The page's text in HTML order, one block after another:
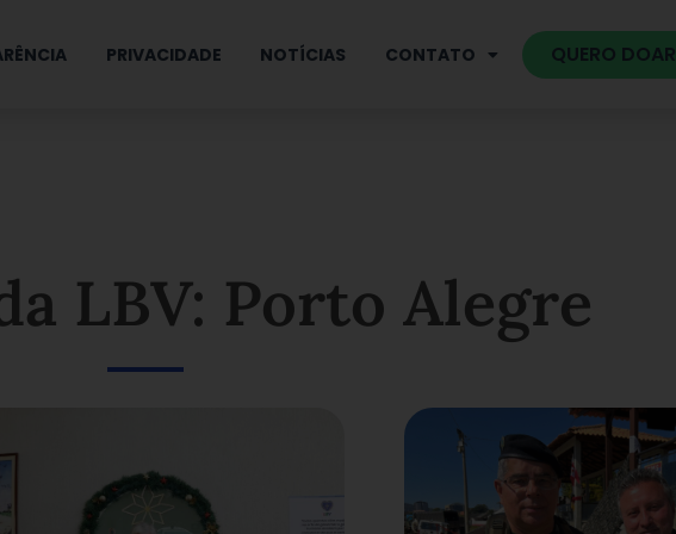
PRIVACIDADE NOTÍCIAS CONTATO QUERO DOAR
LBV: Porto Alegre